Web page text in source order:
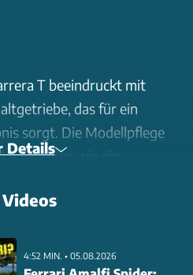
T beeindruckt mit
das für ein
sorgt. Die Modellpflege
Features wie ein
Hinterachslenkung mit
Sechszylinder-Biturbo
Details
4:52 MIN. • 05.08.2026